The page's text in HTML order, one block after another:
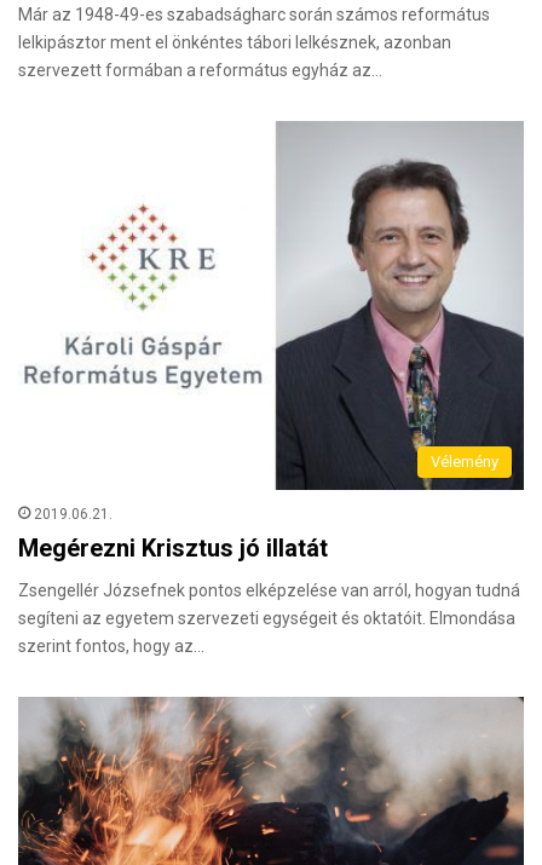
Már az 1948-49-es szabadságharc során számos református
lelkipásztor ment el önkéntes tábori lelkésznek, azonban
szervezett formában a református egyház az…
Vélemény
2019.06.21.
Megérezni Krisztus jó illatát
Zsengellér Józsefnek pontos elképzelése van arról, hogyan tudná
segíteni az egyetem szervezeti egységeit és oktatóit. Elmondása
szerint fontos, hogy az…